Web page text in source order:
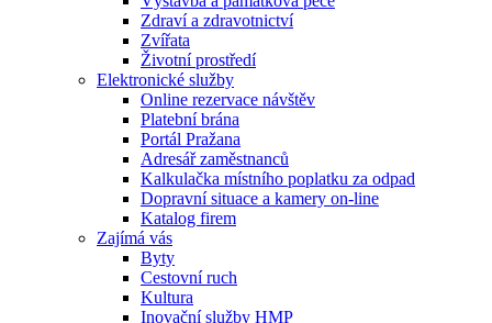
Zdraví a zdravotnictví
Zvířata
Životní prostředí
Elektronické služby
Online rezervace návštěv
Platební brána
Portál Pražana
Adresář zaměstnanců
Kalkulačka místního poplatku za odpad
Dopravní situace a kamery on-line
Katalog firem
Zajímá vás
Byty
Cestovní ruch
Kultura
Inovační služby HMP